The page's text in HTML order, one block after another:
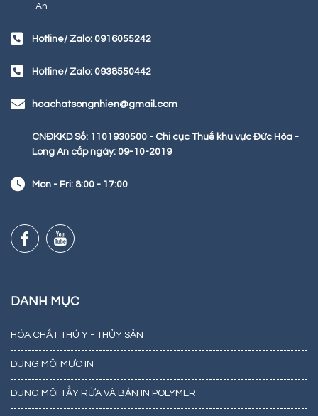
An
Hotline/ Zalo: 0916055242
Hotline/ Zalo: 0938550442
hoachatsongnhien@gmail.com
CNĐKKD Số: 1101930500 - Chi cục Thuế khu vực Đức Hòa -
Long An cấp ngày: 09-10-2019
Mon - Fri: 8:00 - 17:00
DANH MỤC
HÓA CHẤT THÚ Y - THỦY SẢN
DUNG MÔI MỰC IN
DUNG MÔI TẨY RỬA VÀ BẢN IN POLYMER